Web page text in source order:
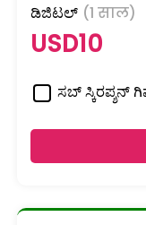
ಡಿಜಿಟಲ್ (1 साल)
USD10
ಸಬ್ ಸ್ಕಿರಪ್ಶನ್